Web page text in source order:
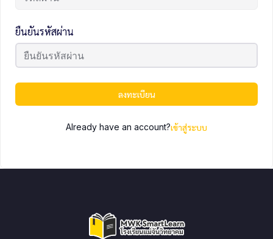
ยืนยันรหัสผ่าน
ลงทะเบียน
Already have an account?เข้าสู่ระบบ